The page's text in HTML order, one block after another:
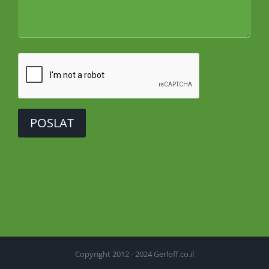
POSLAT
Copyright 2012 - 2024 Gerloff.co.il